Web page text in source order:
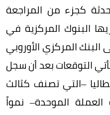
كجزء من المراجعة
البنوك المركزية في
البنك المركزي الأوروبي
التوقعات بعد أن سجل
–التي تصنف كثالث
الموحدة– نمواً